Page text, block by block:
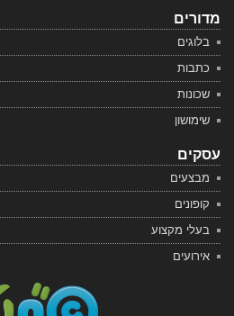
מדורים
בלוגים
כתבות
שכונות
שימושון
עסקים
מבצעים
קופונים
בעלי מקצוע
אירועים